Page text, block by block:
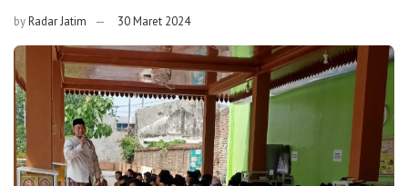
byRadar Jatim 30 Maret 2024